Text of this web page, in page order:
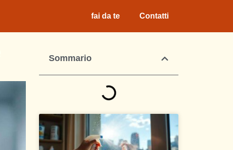
fai da te Contatti
Sommario